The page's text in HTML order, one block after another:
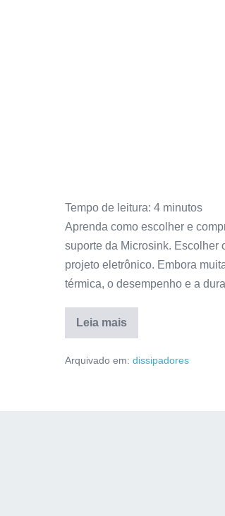
Tempo de leitura: 4 minutos
Aprenda como escolher e
suporte da Microsink. Escolher
projeto eletrônico. Embora
térmica, o desempenho e a
Leia mais
Arquivado em: dissipadores